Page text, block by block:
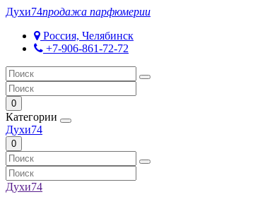
Духи74продажа парфюмерии
Россия, Челябинск
+7-906-861-72-72
0
Категории
Духи74
0
Духи74